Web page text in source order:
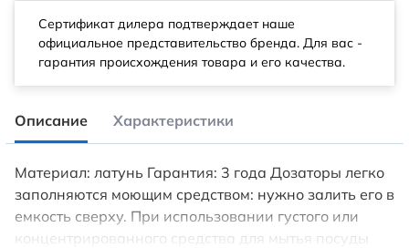
Сертификат дилера подтверждает наше
официальное представительство бренда. Для вас -
гарантия происхождения товара и его качества.
Описание Характеристики
Материал: латунь Гарантия: 3 года Дозаторы легко
заполняются моющим средством: нужно залить его в
емкость сверху. При использовании густого или
концентрированного средства для мытья посуды